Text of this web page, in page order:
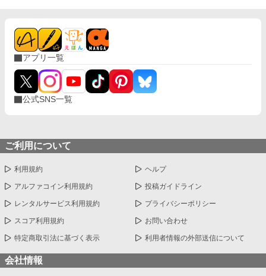
アプリ一覧
公式SNS一覧
ご利用について
利用規約 ヘルプ
アルファコイン利用規約 投稿ガイドライン
レンタルサービス利用規約 プライバシーポリシー
スコア利用規約 お問い合わせ
特定商取引法に基づく表示 利用者情報の外部送信について
会社情報